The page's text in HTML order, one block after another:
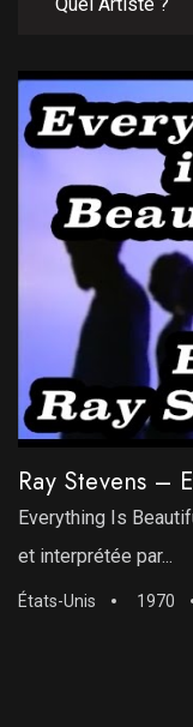
Ray Stevens –
Everything Is
et interprétée par...
États-Unis 1970